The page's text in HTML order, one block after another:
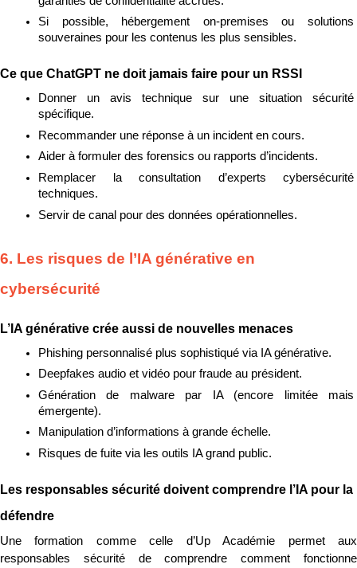
Si possible, hébergement on-premises ou solutions
souveraines pour les contenus les plus sensibles.
Ce que ChatGPT ne doit jamais faire pour un RSSI
Donner un avis technique sur une situation sécurité
spécifique.
Recommander une réponse à un incident en cours.
Aider à formuler des forensics ou rapports d’incidents.
Remplacer la consultation d’experts cybersécurité
techniques.
Servir de canal pour des données opérationnelles.
6. Les risques de l’IA générative en
cybersécurité
L’IA générative crée aussi de nouvelles menaces
Phishing personnalisé plus sophistiqué via IA générative.
Deepfakes audio et vidéo pour fraude au président.
Génération de malware par IA (encore limitée mais
émergente).
Manipulation d’informations à grande échelle.
Risques de fuite via les outils IA grand public.
Les responsables sécurité doivent comprendre l’IA pour la
défendre
Une formation comme celle d’Up Académie permet aux
responsables sécurité de comprendre comment fonctionne